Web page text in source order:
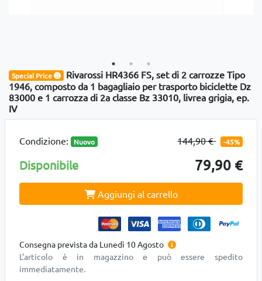
Special Price
Rivarossi HR4366 FS, set di 2 carrozze Tipo
1946, composto da 1 bagagliaio per trasporto biciclette Dz
83000 e 1 carrozza di 2a classe Bz 33010, livrea grigia, ep.
IV
Condizione: Nuovo 144,90 € -45%
Disponibile 79,90 €
Aggiungi al carrello
Consegna prevista da Lunedì 10 Agosto
L'articolo è in magazzino e può essere spedito
immediatamente.